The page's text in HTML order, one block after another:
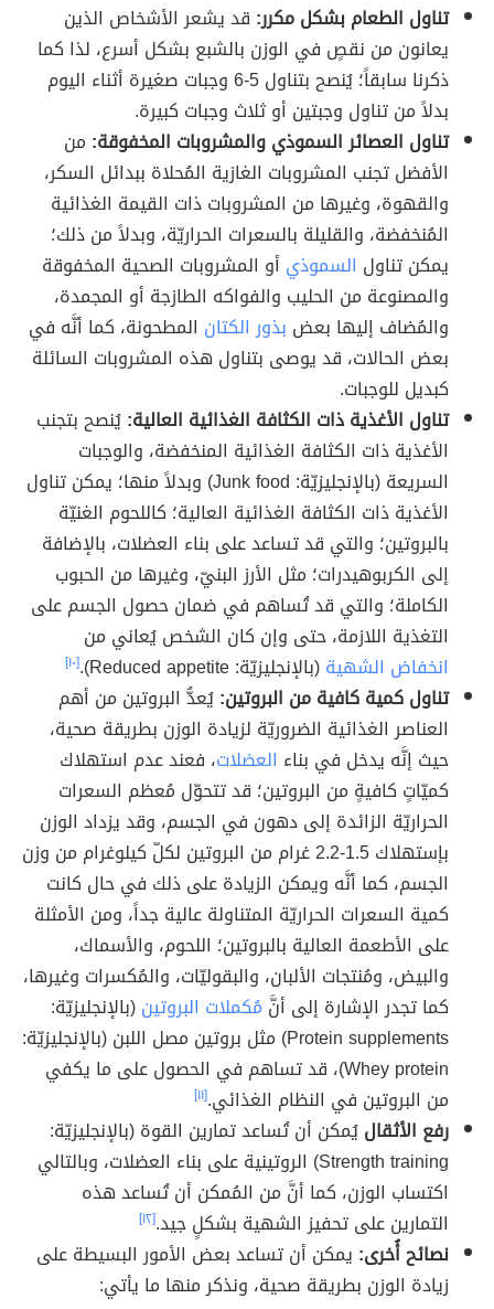
تناول الطعام بشكل مكرر: قد يشعر الأشخاص الذين
يعانون من نقصٍ في الوزن بالشبع بشكل أسرع، لذا كما
ذكرنا سابقاً؛ يُنصح بتناول 5-6 وجبات صغيرة أثناء اليوم
بدلاً من تناول وجبتين أو ثلاث وجبات كبيرة.
تناول العصائر السموذي والمشروبات المخفوقة: من
الأفضل تجنب المشروبات الغازية المُحلاة ببدائل السكر،
والقهوة، وغيرها من المشروبات ذات القيمة الغذائية
المُنخفضة، والقليلة بالسعرات الحراريّة، وبدلاً من ذلك؛
يمكن تناول السموذي أو المشروبات الصحية المخفوقة
والمصنوعة من الحليب والفواكه الطازجة أو المجمدة،
والمُضاف إليها بعض بذور الكتان المطحونة، كما أنَّه في
بعض الحالات، قد يوصى بتناول هذه المشروبات السائلة
كبديل للوجبات.
تناول الأغذية ذات الكثافة الغذائية العالية:يُنصح بتجنب
الأغذية ذات الكثافة الغذائية المنخفضة، والوجبات
السريعة (بالإنجليزيّة: Junk food) وبدلاً منها؛ يمكن تناول
الأغذية ذات الكثافة الغذائية العالية؛ كاللحوم الغنيّة
بالبروتين؛ والتي قد تساعد على بناء العضلات، بالإضافة
إلى الكربوهيدرات؛ مثل الأرز البنيّ، وغيرها من الحبوب
الكاملة؛ والتي قد تُساهم في ضمان حصول الجسم على
التغذية اللازمة، حتى وإن كان الشخص يُعاني من
انخفاض الشهية(بالإنجليزيّة: Reduced appetite). [١٠]
تناول كمية كافية من البروتين:يُعدُّ البروتين من أهم
العناصر الغذائية الضروريّة لزيادة الوزن بطريقة صحية،
حيث إنَّه يدخل في بناء العضلات، فعند عدم استهلاك
كميّاتٍ كافيةٍ من البروتين؛ قد تتحوّل مُعظم السعرات
الحراريّة الزائدة إلى دهون في الجسم، وقد يزداد الوزن
بإستهلاك 1.5-2.2 غرام من البروتين لكلّ كيلوغرام من وزن
الجسم، كما أنَّه ويمكن الزيادة على ذلك في حال كانت
كمية السعرات الحراريّة المتناولة عالية جداً، ومن الأمثلة
على الأطعمة العالية بالبروتين؛ اللحوم، والأسماك،
والبيض، ومُنتجات الألبان، والبقوليّات، والمُكسرات وغيرها،
كما تجدر الإشارة إلى أنَّ مُكملات البروتين(بالإنجليزيّة:
Protein supplements) مثل بروتين مصل اللبن (بالإنجليزيّة:
Whey protein)، قد تساهم في الحصول على ما يكفي
من البروتين في النظام الغذائي.[١١]
رفع الأثقاليُمكن أن تُساعد تمارين القوة (بالإنجليزيّة:
Strength training) الروتينية على بناء العضلات، وبالتالي
اكتساب الوزن، كما أنَّ من المُمكن أن تُساعد هذه
التمارين على تحفيز الشهية بشكلٍ جيد.[١٢]
نصائح أُخرى: يمكن أن تساعد بعض الأمور البسيطة على
زيادة الوزن بطريقة صحية، ونذكر منها ما يأتي: